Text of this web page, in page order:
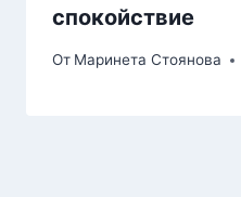
спокойствие
От Маринета Стоянова